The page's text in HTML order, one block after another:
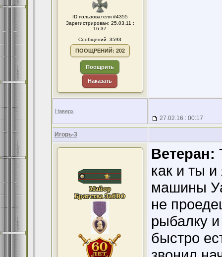
ID пользователя #4355
Зарегистрирован: 25.03.11 :
16:37
Сообщений: 3593
ПООЩРЕНИЙ: 202
Поощрить
Наказать
Наверх
27.02.16 : 00:17
Игорь-3
Ветеран:
как и ты
машины
не
рыбалку
быстро